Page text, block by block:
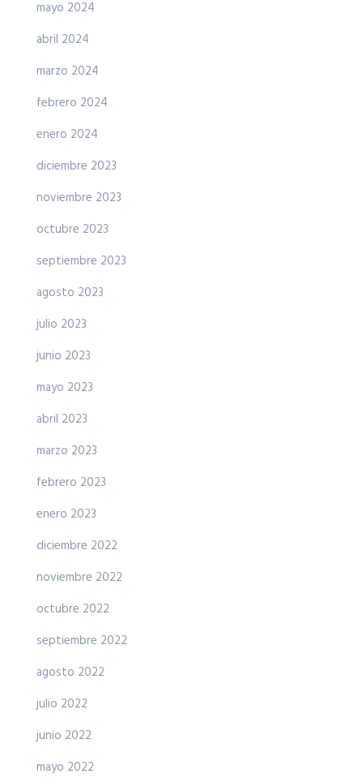
mayo 2024
abril 2024
marzo 2024
febrero 2024
enero 2024
diciembre 2023
noviembre 2023
octubre 2023
septiembre 2023
agosto 2023
julio 2023
junio 2023
mayo 2023
abril 2023
marzo 2023
febrero 2023
enero 2023
diciembre 2022
noviembre 2022
octubre 2022
septiembre 2022
agosto 2022
julio 2022
junio 2022
mayo 2022